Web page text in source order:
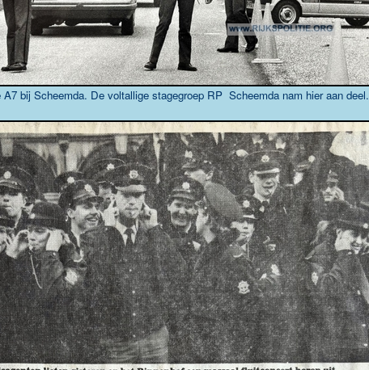
A7 bij Scheemda. De voltallige stagegroep RP Scheemda nam hier aan deel.